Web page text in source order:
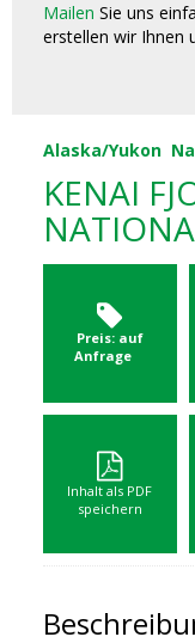
Mailen Sie uns
erstellen wir Ihnen
Alaska/Yukon
KENAI
Preis: auf
Anfrage
Inhalt als PDF
speichern